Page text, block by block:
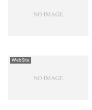
WebSite